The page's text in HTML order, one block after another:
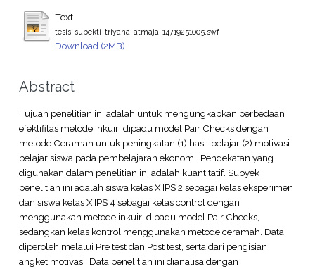
Text
tesis-subekti-triyana-atmaja-14719251005.swf
Download (2MB)
Abstract
Tujuan penelitian ini adalah untuk mengungkapkan perbedaan
efektifitas metode Inkuiri dipadu model Pair Checks dengan
metode Ceramah untuk peningkatan (1) hasil belajar (2) motivasi
belajar siswa pada pembelajaran ekonomi. Pendekatan yang
digunakan dalam penelitian ini adalah kuantitatif. Subyek
penelitian ini adalah siswa kelas X IPS 2 sebagai kelas eksperimen
dan siswa kelas X IPS 4 sebagai kelas control dengan
menggunakan metode inkuiri dipadu model Pair Checks,
sedangkan kelas kontrol menggunakan metode ceramah. Data
diperoleh melalui Pre test dan Post test, serta dari pengisian
angket motivasi. Data penelitian ini dianalisa dengan